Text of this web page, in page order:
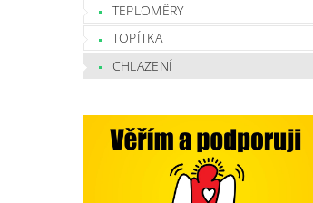
TEPLOMĚRY
TOPÍTKA
CHLAZENÍ